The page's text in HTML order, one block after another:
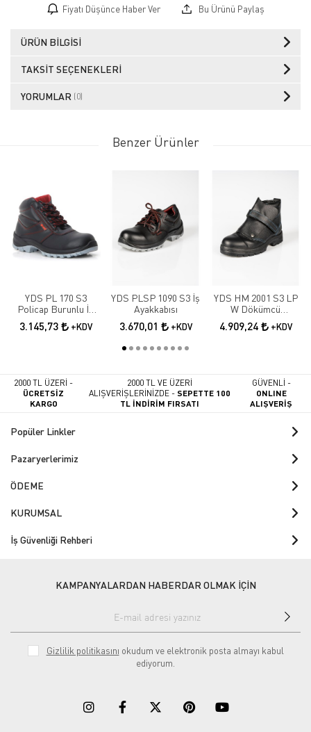
Fiyatı Düşünce Haber Ver Bu Ürünü Paylaş
ÜRÜN BILGISI
TAKSIT SEÇENEKLERI
YORUMLAR (0)
Benzer Ürünler
YDS PL 170 S3
Policap Burunlu İş
Botu
3.145,73 +KDV
YDS PLSP 1090 S3 İş
Ayakkabısı
3.670,01 +KDV
YDS HM 2001 S3 LP
W Dökümcü
Ayakkabısı
4.909,24 +KDV
2000 TL ÜZERİ -
ÜCRETSİZ
KARGO
2000 TL VE ÜZERİ
ALIŞVERİŞLERİNİZDE -SEPETTE 100
TL İNDİRİM FIRSATI
GÜVENLİ -
ONLINE
ALIŞVERİŞ
Popüler Linkler
Pazaryerlerimiz
ÖDEME
KURUMSAL
İş Güvenliği Rehberi
KAMPANYALARDAN HABERDAR OLMAK İÇİN
Gizlilik politikasını okudum ve elektronik posta almayı kabul
ediyorum.